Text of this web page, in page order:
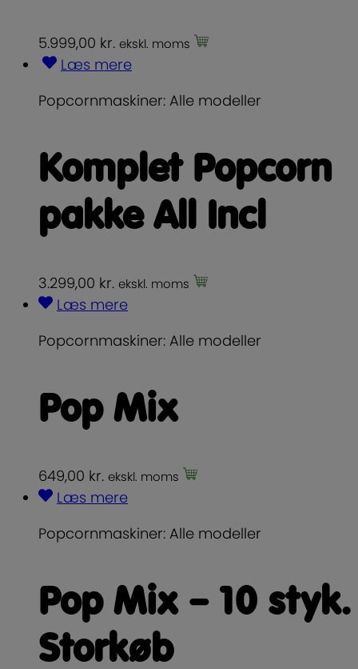
5.999,00 kr. ekskl. moms
Læs mere
Popcornmaskiner: Alle modeller
Komplet Popcorn
pakke All Incl
3.299,00 kr. ekskl. moms
Læs mere
Popcornmaskiner: Alle modeller
Pop Mix
649,00 kr. ekskl. moms
Læs mere
Popcornmaskiner: Alle modeller
Pop Mix – 10 styk.
Storkøb